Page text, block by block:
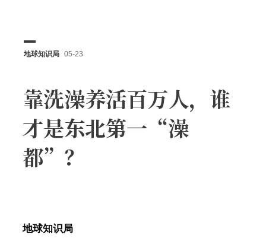
地球知识局 05-23
靠洗澡养活百万人，谁
才是东北第一“澡
都”？
地球知识局